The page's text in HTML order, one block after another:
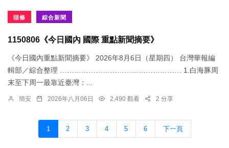
頭條 綜合新聞
1150806《今日國內 國際 重點新聞摘要》
《今日國內重點新聞摘要》 2026年8月6日（星期四） 台灣華報編
輯部／綜合整理 …………………………………………… 1.​白海豚周
末至下周一最靠近臺灣：...
簡安 2026年八月06日 2,490 觀看 2 分享
1 2 3 4 5 6 下一頁